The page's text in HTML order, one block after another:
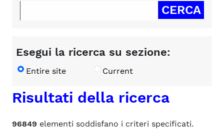
Esegui la ricerca su sezione:
Entire site Current
Risultati della ricerca
96849 elementi soddisfano i criteri specificati.